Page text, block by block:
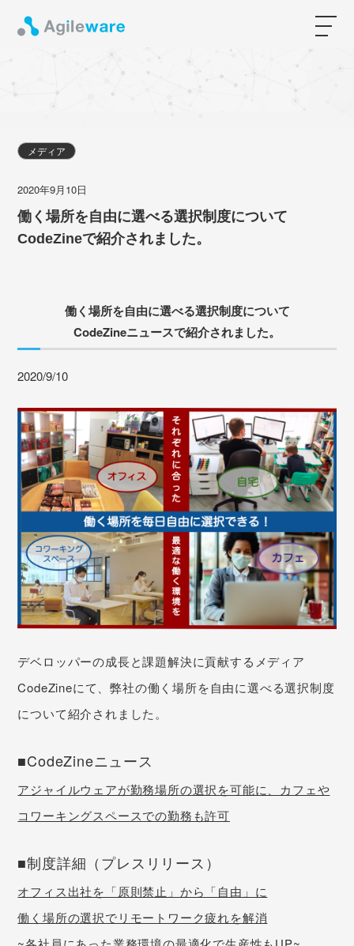
メディア
2020年9月10日
働く場所を自由に選べる選択制度について
CodeZineで紹介されました。
働く場所を自由に選べる選択制度について
CodeZineニュースで紹介されました。
2020/9/10
デベロッパーの成長と課題解決に貢献するメディア
CodeZineにて、弊社の働く場所を自由に選べる選択制度
について紹介されました。
■CodeZineニュース
アジャイルウェアが勤務場所の選択を可能に、カフェや
コワーキングスペースでの勤務も許可
■制度詳細（プレスリリース）
オフィス出社を「原則禁止」から「自由」に
働く場所の選択でリモートワーク疲れを解消